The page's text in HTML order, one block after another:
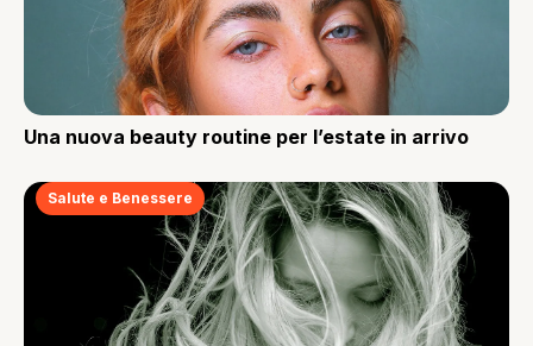
Una nuova beauty routine per l’estate in arrivo
Salute e Benessere